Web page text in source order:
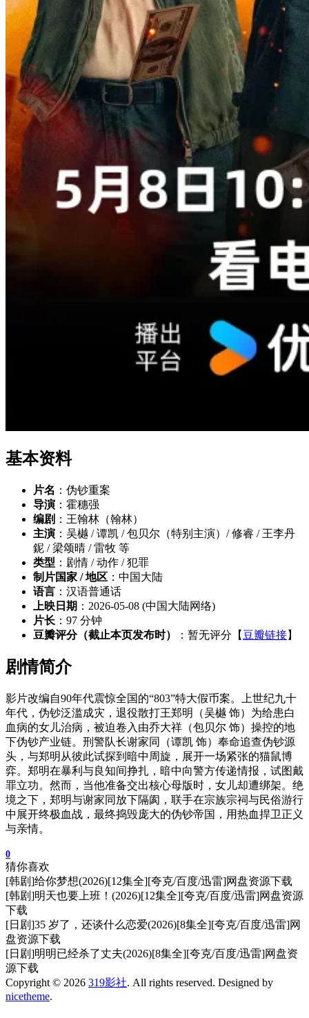
基本资料
片名 ：伪钞重案
导演 ：霍穗强
编剧 ：王翰林（翰林）
主演 ：吴樾 / 谭凯 / 包贝尔（特别主演）/ 修睿 / 王李丹
鈮 / 梁颂晴 / 雷牧 等
类型 ：剧情 / 动作 / 犯罪
制片国家 / 地区 ：中国大陆
语言 ：汉语普通话
上映日期 ：2026-05-08 (中国大陆网络)
片长 ：97 分钟
豆瓣评分（截止本页发布时）
：暂无评分【 豆瓣链接】
剧情简介
影片改编自90年代震惊全国的“803”特大假币案。上世纪九十
年代，伪钞泛滥成灾，退役散打王郑明（吴樾 饰）为给患白
血病的女儿治病，被迫卷入由乔大祥（包贝尔 饰）操控的地
下伪钞产业链。刑警队长谢家同（谭凯 饰）奉命追查伪钞源
头，与郑明从彼此试探到暗中周旋，展开一场紧张的猫鼠博
弈。郑明在暴利与良知间挣扎，暗中向警方传递情报，试图戴
罪立功。然而，当他准备交出核心母版时，女儿却遭绑架。绝
境之下，郑明与谢家同放下隔阂，联手在宗族宗祠与民俗游行
中展开终极血战，最终捣毁庞大的伪钞帝国，用热血捍卫正义
与亲情。
0
猜你喜欢
[韩剧]给你梦想(2026)[12集全][夸克/百度/迅雷]网盘资源下载
[韩剧]明天也要上班！(2026)[12集全][夸克/百度/迅雷]网盘资源
下载
[日剧]35 岁了，还谈什么恋爱(2026)[8集全][夸克/百度/迅雷]网
盘资源下载
[日剧]明明已经杀了丈夫(2026)[8集全][夸克/百度/迅雷]网盘资
源下载
Copyright © 2026 319影社. All rights reserved. Designed by
nicetheme.